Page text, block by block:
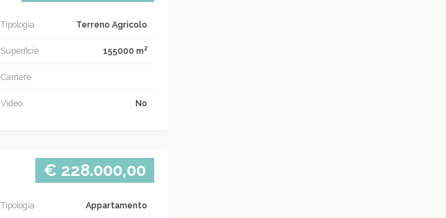
Tipologia Terreno Agricolo
Superficie 155000 m2
Camere
Video No
€ 228.000,00
Tipologia Appartamento